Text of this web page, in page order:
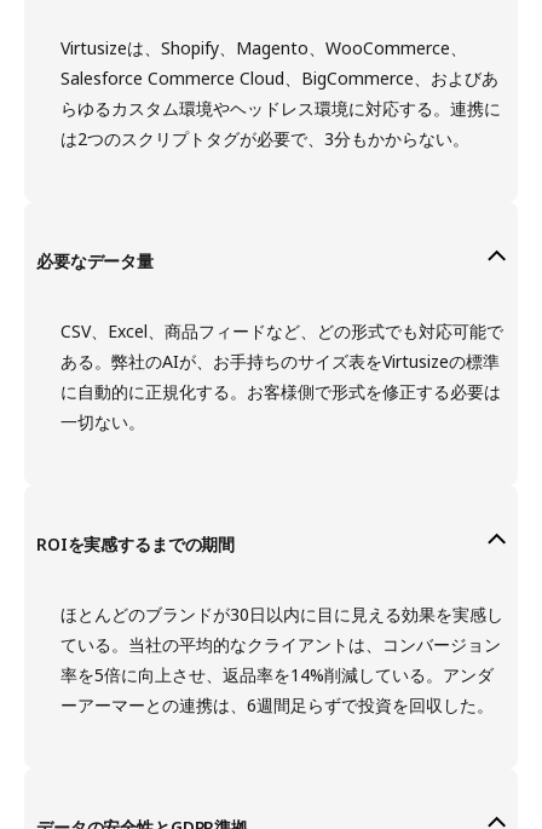
Virtusizeは、Shopify、Magento、WooCommerce、
Salesforce Commerce Cloud、BigCommerce、およびあ
らゆるカスタム環境やヘッドレス環境に対応する。連携に
は2つのスクリプトタグが必要で、3分もかからない。
必要なデータ量
CSV、Excel、商品フィードなど、どの形式でも対応可能で
ある。弊社のAIが、お手持ちのサイズ表をVirtusizeの標準
に自動的に正規化する。お客様側で形式を修正する必要は
一切ない。
ROIを実感するまでの期間
ほとんどのブランドが30日以内に目に見える効果を実感し
ている。当社の平均的なクライアントは、コンバージョン
率を5倍に向上させ、返品率を14%削減している。アンダ
ーアーマーとの連携は、6週間足らずで投資を回収した。